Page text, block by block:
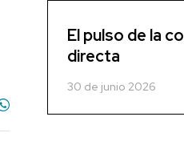
El pulso de la
directa
30 de junio 2026